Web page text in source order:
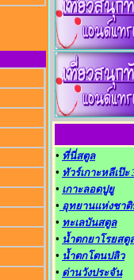
• ที่นี่สตูล
• ทัวร์เกาะหลีเป๊
• เกาะลอดปูยู
• อุทยานแห่งชาติ
• ทะเลบันสตูล
• น้ำตกยาโรยสตู
• น้ำตกโตนปลิว
• ด่านวังประจัน